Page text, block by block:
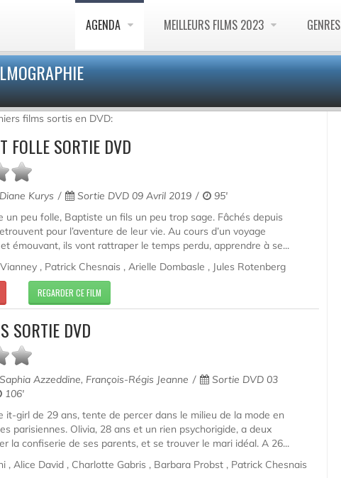
AGENDA MEILLEURS FILMS 2023 GENRES
films sortis en DVD:
FOLLE SORTIE DVD
Kurys Sortie DVD 09 Avril 2019
95'
un peu folle, Baptiste un fils un peu trop sage. Fâchés depuis
pour l’aventure de leur vie. Au cours d’un voyage
émouvant, ils vont rattraper le temps perdu, apprendre à se...
, Patrick Chesnais , Arielle Dombasle , Jules Rotenberg
REGARDER CE FILM
SORTIE DVD
Azzeddine, François-Régis Jeanne
Sortie DVD 03
106'
it-girl de 29 ans, tente de percer dans le milieu de la mode en
parisiennes. Olivia, 28 ans et un rien psychorigide, a deux
la confiserie de ses parents, et se trouver le mari idéal. A 26...
, Alice David , Charlotte Gabris , Barbara Probst , Patrick Chesnais